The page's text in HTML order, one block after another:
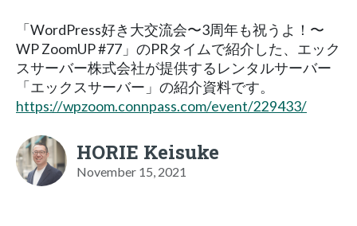
「WordPress好き大交流会〜3周年も祝うよ！〜
WP ZoomUP #77」のPRタイムで紹介した、エック
スサーバー株式会社が提供するレンタルサーバー
「エックスサーバー」の紹介資料です。
https://wpzoom.connpass.com/event/229433/
HORIE Keisuke
November 15, 2021